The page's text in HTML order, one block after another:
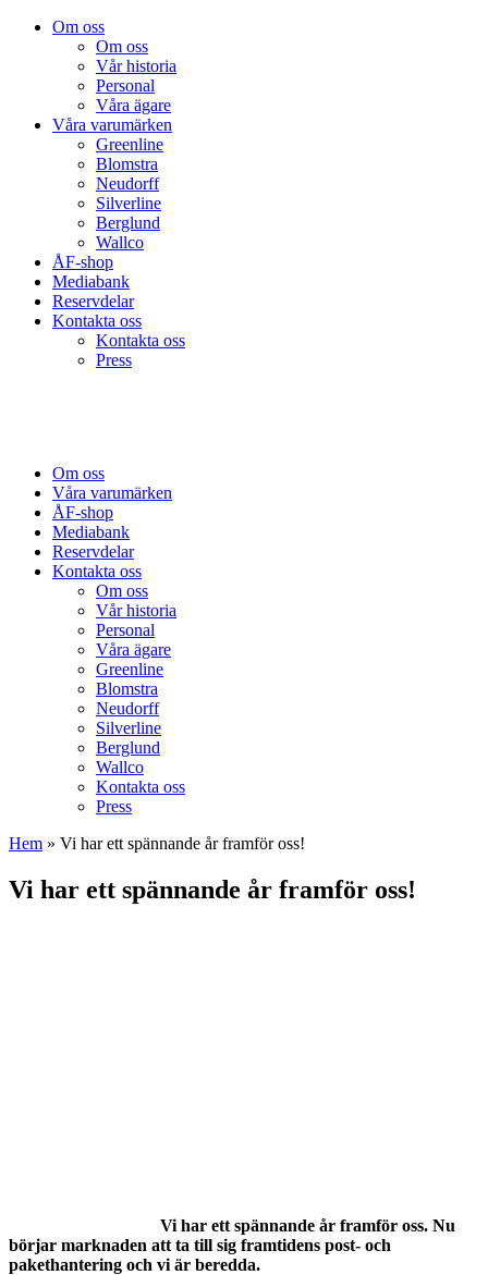
Om oss
Om oss
Vår historia
Personal
Våra ägare
Våra varumärken
Greenline
Blomstra
Neudorff
Silverline
Berglund
Wallco
ÅF-shop
Mediabank
Reservdelar
Kontakta oss
Kontakta oss
Press
Om oss
Våra varumärken
ÅF-shop
Mediabank
Reservdelar
Kontakta oss
Om oss
Vår historia
Personal
Våra ägare
Greenline
Blomstra
Neudorff
Silverline
Berglund
Wallco
Kontakta oss
Press
Hem » Vi har ett spännande år framför oss!
Vi har ett spännande år framför oss!
Vi har ett spännande år framför oss. Nu
börjar marknaden att ta till sig framtidens post- och
pakethantering och vi är beredda.